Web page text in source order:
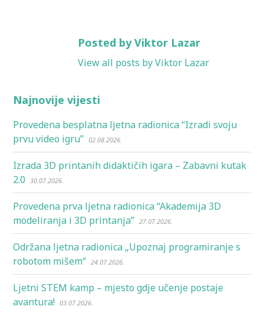
Posted by Viktor Lazar
View all posts by Viktor Lazar
Najnovije vijesti
Provedena besplatna ljetna radionica “Izradi svoju
prvu video igru” 02.08.2026.
Izrada 3D printanih didaktičih igara – Zabavni kutak
2.0
30.07.2026.
Provedena prva ljetna radionica “Akademija 3D
modeliranja i 3D printanja” 27.07.2026.
Održana ljetna radionica „Upoznaj programiranje s
robotom mišem“ 24.07.2026.
Ljetni STEM kamp – mjesto gdje učenje postaje
avantura! 03.07.2026.